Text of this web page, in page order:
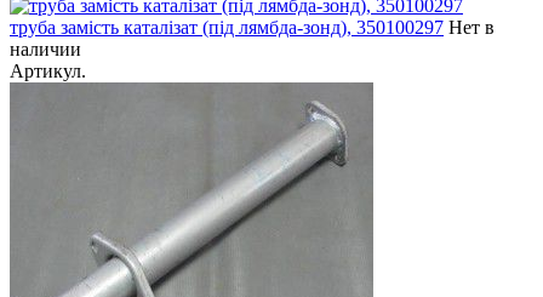
труба замість каталізат (під лямбда-зонд), 350100297 Нет в
наличии
Артикул.